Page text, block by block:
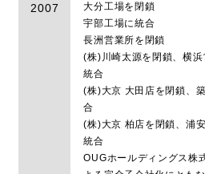
2007
大分工場を閉鎖
宇部工場に統合
長洲営業所を閉鎖
(株)川崎太源を閉鎖、横浜
統合
(株)大京 大田店を閉鎖、
合
(株)大京 柏店を閉鎖、浦
統合
OUGホールディングス株